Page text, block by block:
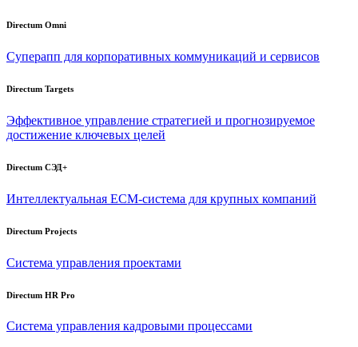
Directum Omni
Суперапп для корпоративных коммуникаций и сервисов
Directum Targets
Эффективное управление стратегией и прогнозируемое
достижение ключевых целей
Directum СЭД+
Интеллектуальная ECM-система для крупных компаний
Directum Projects
Система управления проектами
Directum HR Pro
Система управления кадровыми процессами